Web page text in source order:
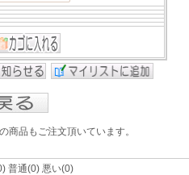
商品もご注文頂いています。
普通(0) 悪い(0)